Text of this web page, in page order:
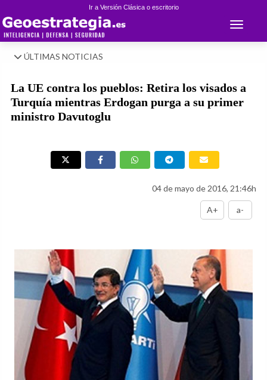
Ir a Versión Clásica o escritorio
Toggle
ÚLTIMAS NOTICIAS
La UE contra los pueblos: Retira los visados a
Turquía mientras Erdogan purga a su primer
ministro Davutoglu
04 de mayo de 2016, 21:46h
A+ a-